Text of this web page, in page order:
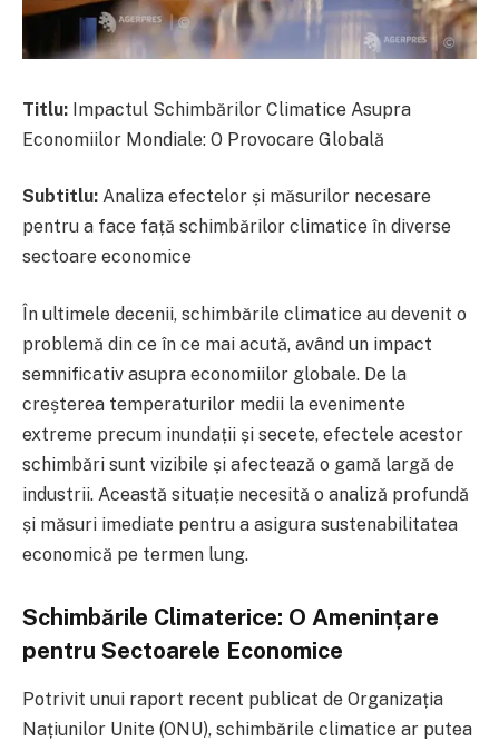
Titlu: Impactul Schimbărilor Climatice Asupra
Economiilor Mondiale: O Provocare Globală
Subtitlu: Analiza efectelor și măsurilor necesare
pentru a face față schimbărilor climatice în diverse
sectoare economice
În ultimele decenii, schimbările climatice au devenit o
problemă din ce în ce mai acută, având un impact
semnificativ asupra economiilor globale. De la
creșterea temperaturilor medii la evenimente
extreme precum inundații și secete, efectele acestor
schimbări sunt vizibile și afectează o gamă largă de
industrii. Această situație necesită o analiză profundă
și măsuri imediate pentru a asigura sustenabilitatea
economică pe termen lung.
Schimbările Climaterice: O Amenințare
pentru Sectoarele Economice
Potrivit unui raport recent publicat de Organizația
Națiunilor Unite (ONU), schimbările climatice ar putea